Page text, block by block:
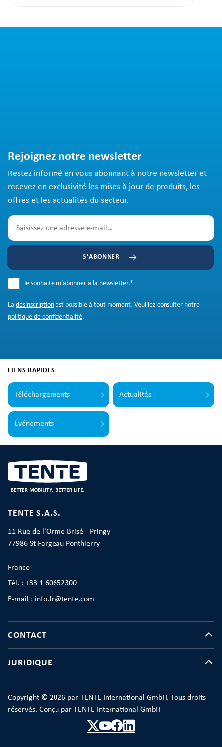
Rejoignez notre newsletter
Restez informé en vous abonnant à notre newsletter et
recevez en exclusivité les mises à jour de produits, les
offres et les actualités du secteur.
S'ABONNER
Je souhaite m’abonner à la newsletter.*
La désinscription est possible à tout moment. Veuillez consulter notre
politique de confidentialité.
LIENS RAPIDES:
Téléchargements Actualités
Événements
TENTE S.A.S.
11 Rue de l'Orme Brisé - Pringy
77986 St Fargeau Ponthierry
France
Tél. : +33 1 60652300
E-mail : info.fr@tente.com
CONTACT
JURIDIQUE
Copyright © 2026 par TENTE International GmbH. Tous droits
réservés. Conçu par TENTE International GmbH